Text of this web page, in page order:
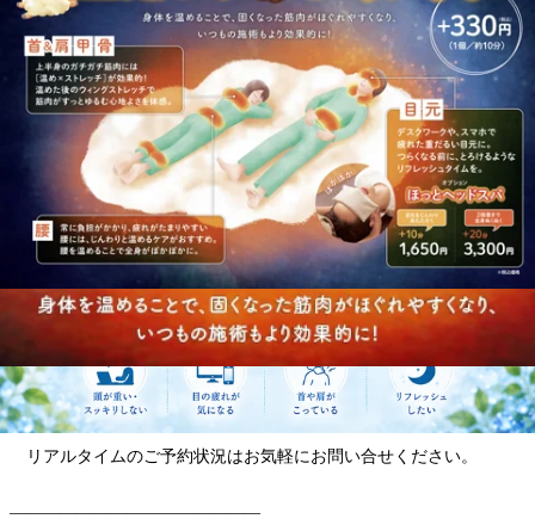
・12:40～21:00
10月11日(土)
・10:10～14:50 (ペアご予約もご相談ください)
・12:00～15:50
・17:40～21:00
10月12日(日)
・11:00～12:30 (夜のご案内しやすいです)
―――――――――――――――
ご予約はお電話・WEB・アプリ・店頭にて承っております。
※空き状況は10月6日時点の情報です
リアルタイムのご予約状況はお気軽にお問い合せください。
―――――――――――――――